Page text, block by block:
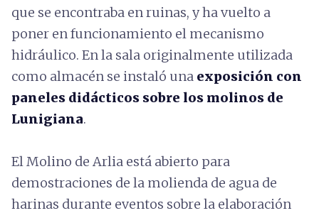
que se encontraba en ruinas, y ha vuelto a
poner en funcionamiento el mecanismo
hidráulico. En la sala originalmente utilizada
como almacén se instaló una exposición con
paneles didácticos sobre los molinos de
Lunigiana.
El Molino de Arlia está abierto para
demostraciones de la molienda de agua de
harinas durante eventos sobre la elaboración